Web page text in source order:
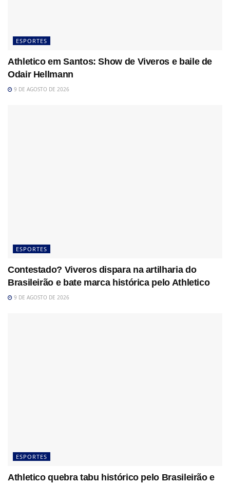
ESPORTES
Athletico em Santos: Show de Viveros e baile de
Odair Hellmann
9 DE AGOSTO DE 2026
ESPORTES
Contestado? Viveros dispara na artilharia do
Brasileirão e bate marca histórica pelo Athletico
9 DE AGOSTO DE 2026
ESPORTES
Athletico quebra tabu histórico pelo Brasileirão e